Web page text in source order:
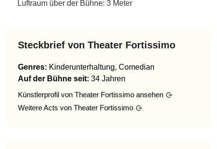
Luftraum über der Bühne: 3 Meter
Steckbrief von Theater Fortissimo
Genres: Kinderunterhaltung, Comedian
Auf der Bühne seit: 34 Jahren
Künstlerprofil von Theater Fortissimo ansehen
Weitere Acts von Theater Fortissimo